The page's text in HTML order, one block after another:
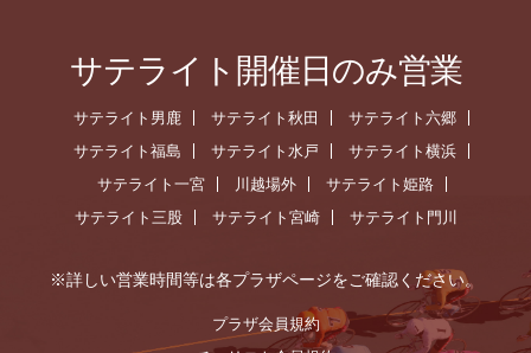
サテライト開催日のみ営業
サテライト男鹿 サテライト秋田
サテライト六郷
サテライト福島
サテライト水戸
サテライト横浜
サテライト一宮
川越場外
サテライト姫路
サテライト三股
サテライト宮崎 サテライト門川
※詳しい営業時間等は各プラザページをご確認ください。
プラザ会員規約